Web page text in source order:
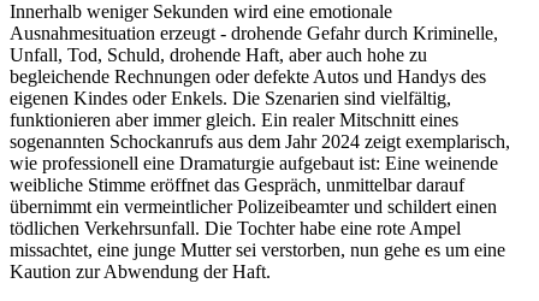
Innerhalb weniger Sekunden wird eine emotionale
Ausnahmesituation erzeugt - drohende Gefahr durch Kriminelle,
Unfall, Tod, Schuld, drohende Haft, aber auch hohe zu
begleichende Rechnungen oder defekte Autos und Handys des
eigenen Kindes oder Enkels. Die Szenarien sind vielfältig,
funktionieren aber immer gleich. Ein realer Mitschnitt eines
sogenannten Schockanrufs aus dem Jahr 2024 zeigt exemplarisch,
wie professionell eine Dramaturgie aufgebaut ist: Eine weinende
weibliche Stimme eröffnet das Gespräch, unmittelbar darauf
übernimmt ein vermeintlicher Polizeibeamter und schildert einen
tödlichen Verkehrsunfall. Die Tochter habe eine rote Ampel
missachtet, eine junge Mutter sei verstorben, nun gehe es um eine
Kaution zur Abwendung der Haft.